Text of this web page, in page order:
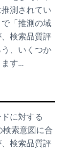
測されてい
「推測の域
検索品質評
、いくつか
す…
に対する
索意図に合
検索品質評